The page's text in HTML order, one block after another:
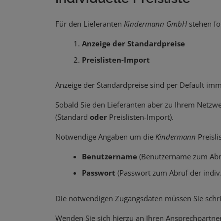
Für den Lieferanten Kindermann GmbH stehen
Anzeige der Standardpreise
Preislisten-Import
Anzeige der Standardpreise sind per Default
Sobald Sie den Lieferanten aber zu Ihrem
(Standard oder Preislisten-Import).
Notwendige Angaben um die Kindermann
Benutzername (Benutzername zum
Passwort (Passwort zum Abruf der
Die notwendigen Zugangsdaten müssen Sie
Wenden Sie sich hierzu an Ihren